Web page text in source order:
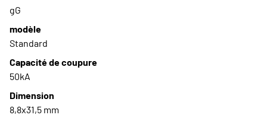
gG
modèle
Standard
Capacité de coupure
50kA
Dimension
8,8x31,5 mm